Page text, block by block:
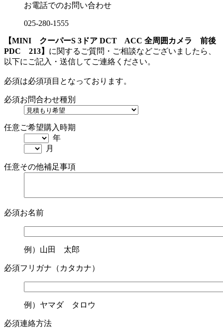
お電話でのお問い合わせ
025-280-1555
【MINI クーパーS 3ドア DCT ACC 全周囲カメラ 前後
PDC 213】 に関するご質問・ご相談などございましたら、
以下にご記入・送信してご連絡ください。
必須は必須項目となっております。
必須お問合わせ種別
任意ご希望購入時期
年
月
任意その他補足事項
必須お名前
例）山田 太郎
必須フリガナ（カタカナ）
例）ヤマダ タロウ
必須連絡方法